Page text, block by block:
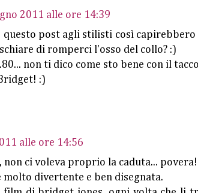
2011 alle ore 14:39
questo post agli stilisti così capirebbero
di romperci l'osso del collo? :)
non ti dico come sto bene con il
:)
alle ore 14:56
non ci voleva proprio la caduta...
molto divertente e ben disegnata.